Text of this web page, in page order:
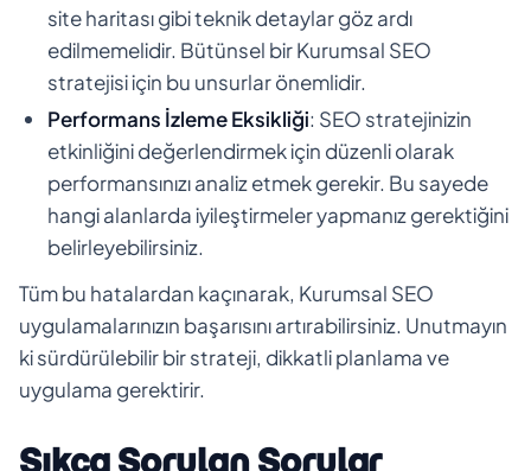
site haritası gibi teknik detaylar göz ardı
edilmemelidir. Bütünsel bir Kurumsal SEO
stratejisi için bu unsurlar önemlidir.
Performans İzleme Eksikliği: SEO stratejinizin
etkinliğini değerlendirmek için düzenli olarak
performansınızı analiz etmek gerekir. Bu sayede
hangi alanlarda iyileştirmeler yapmanız gerektiğini
belirleyebilirsiniz.
Tüm bu hatalardan kaçınarak, Kurumsal SEO
uygulamalarınızın başarısını artırabilirsiniz. Unutmayın
ki sürdürülebilir bir strateji, dikkatli planlama ve
uygulama gerektirir.
Sıkça Sorulan Sorular